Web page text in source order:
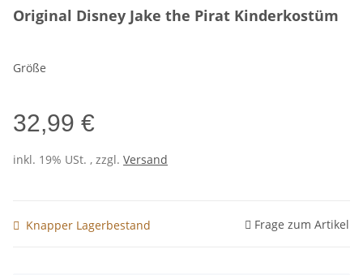
Original Disney Jake the Pirat Kinderkostüm
Größe
32,99 €
inkl. 19% USt. , zzgl. Versand
Knapper Lagerbestand Frage zum Artikel